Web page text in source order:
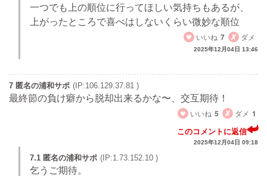
一つでも上の順位に行ってほしい気持ちもあるが、
上がったところで喜べはしないくらい微妙な順位
いいね 7 ダメ
2025年12月04日 13:46
7 匿名の浦和サポ (IP:106.129.37.81 )
最終節の負け癖から脱却出来るかな〜、交互期待！
いいね 5 ダメ 1
このコメントに返信
2025年12月04日 09:18
7.1 匿名の浦和サポ (IP:1.73.152.10 )
乞うご期待。